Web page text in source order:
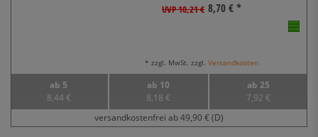
UVP 10,21 € 8,70 € *
* zzgl. MwSt. zzgl. Versandkosten
ab 5
8,44 €
ab 10
8,18 €
ab 25
7,92 €
versandkostenfrei ab 49,90 € (D)